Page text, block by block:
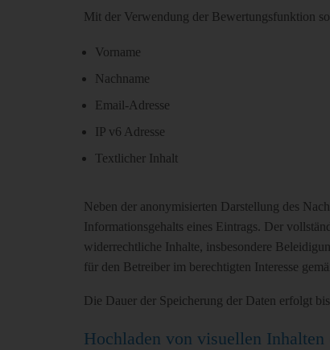
Mit der Verwendung der Bewertungsfunktion
Vorname
Nachname
Email-Adresse
IP v6 Adresse
Textlicher Inhalt
Neben der anonymisierten Darstellung des
Informationsgehalts eines Eintrags. Der
widerrechtliche Inhalte, insbesondere
für den Betreiber im berechtigten Interesse
Die Dauer der Speicherung der Daten erfolgt
Hochladen von visuellen